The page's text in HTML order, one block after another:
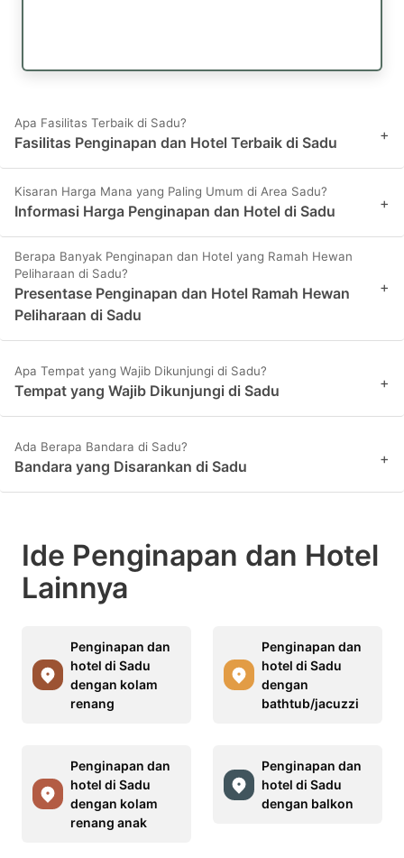
Apa Fasilitas Terbaik di Sadu?
Fasilitas Penginapan dan Hotel Terbaik di Sadu +
Kisaran Harga Mana yang Paling Umum di Area Sadu?
Informasi Harga Penginapan dan Hotel di Sadu +
Berapa Banyak Penginapan dan Hotel yang Ramah Hewan
Peliharaan di Sadu?
Presentase Penginapan dan Hotel Ramah Hewan
Peliharaan di Sadu
+
Apa Tempat yang Wajib Dikunjungi di Sadu?
Tempat yang Wajib Dikunjungi di Sadu +
Ada Berapa Bandara di Sadu?
Bandara yang Disarankan di Sadu +
Ide Penginapan dan Hotel
Lainnya
Penginapan dan
hotel di Sadu
dengan kolam
renang
Penginapan dan
hotel di Sadu
dengan
bathtub/jacuzzi
Penginapan dan
hotel di Sadu
dengan kolam
renang anak
Penginapan dan
hotel di Sadu
dengan balkon